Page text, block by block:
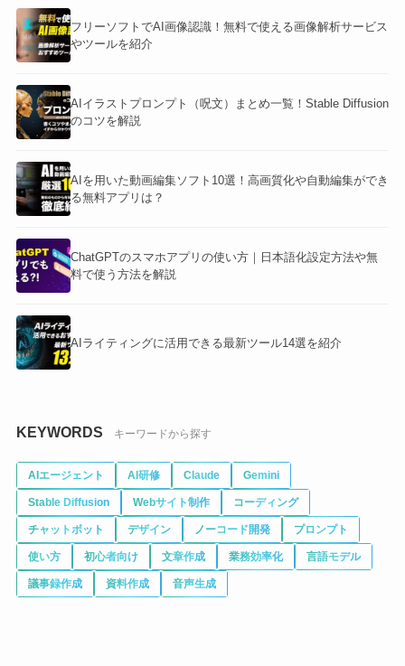
フリーソフトでAI画像認識！無料で使える画像解析サービス
やツールを紹介
AIイラストプロンプト（呪文）まとめ一覧！Stable Diffusion
のコツを解説
AIを用いた動画編集ソフト10選！高画質化や自動編集ができ
る無料アプリは？
ChatGPTのスマホアプリの使い方｜日本語化設定方法や無
料で使う方法を解説
AIライティングに活用できる最新ツール14選を紹介
KEYWORDS キーワードから探す
AIエージェント AI研修 Claude Gemini
Stable Diffusion Webサイト制作 コーディング
チャットボット デザイン ノーコード開発 プロンプト
使い方 初心者向け 文章作成 業務効率化 言語モデル
議事録作成 資料作成 音声生成